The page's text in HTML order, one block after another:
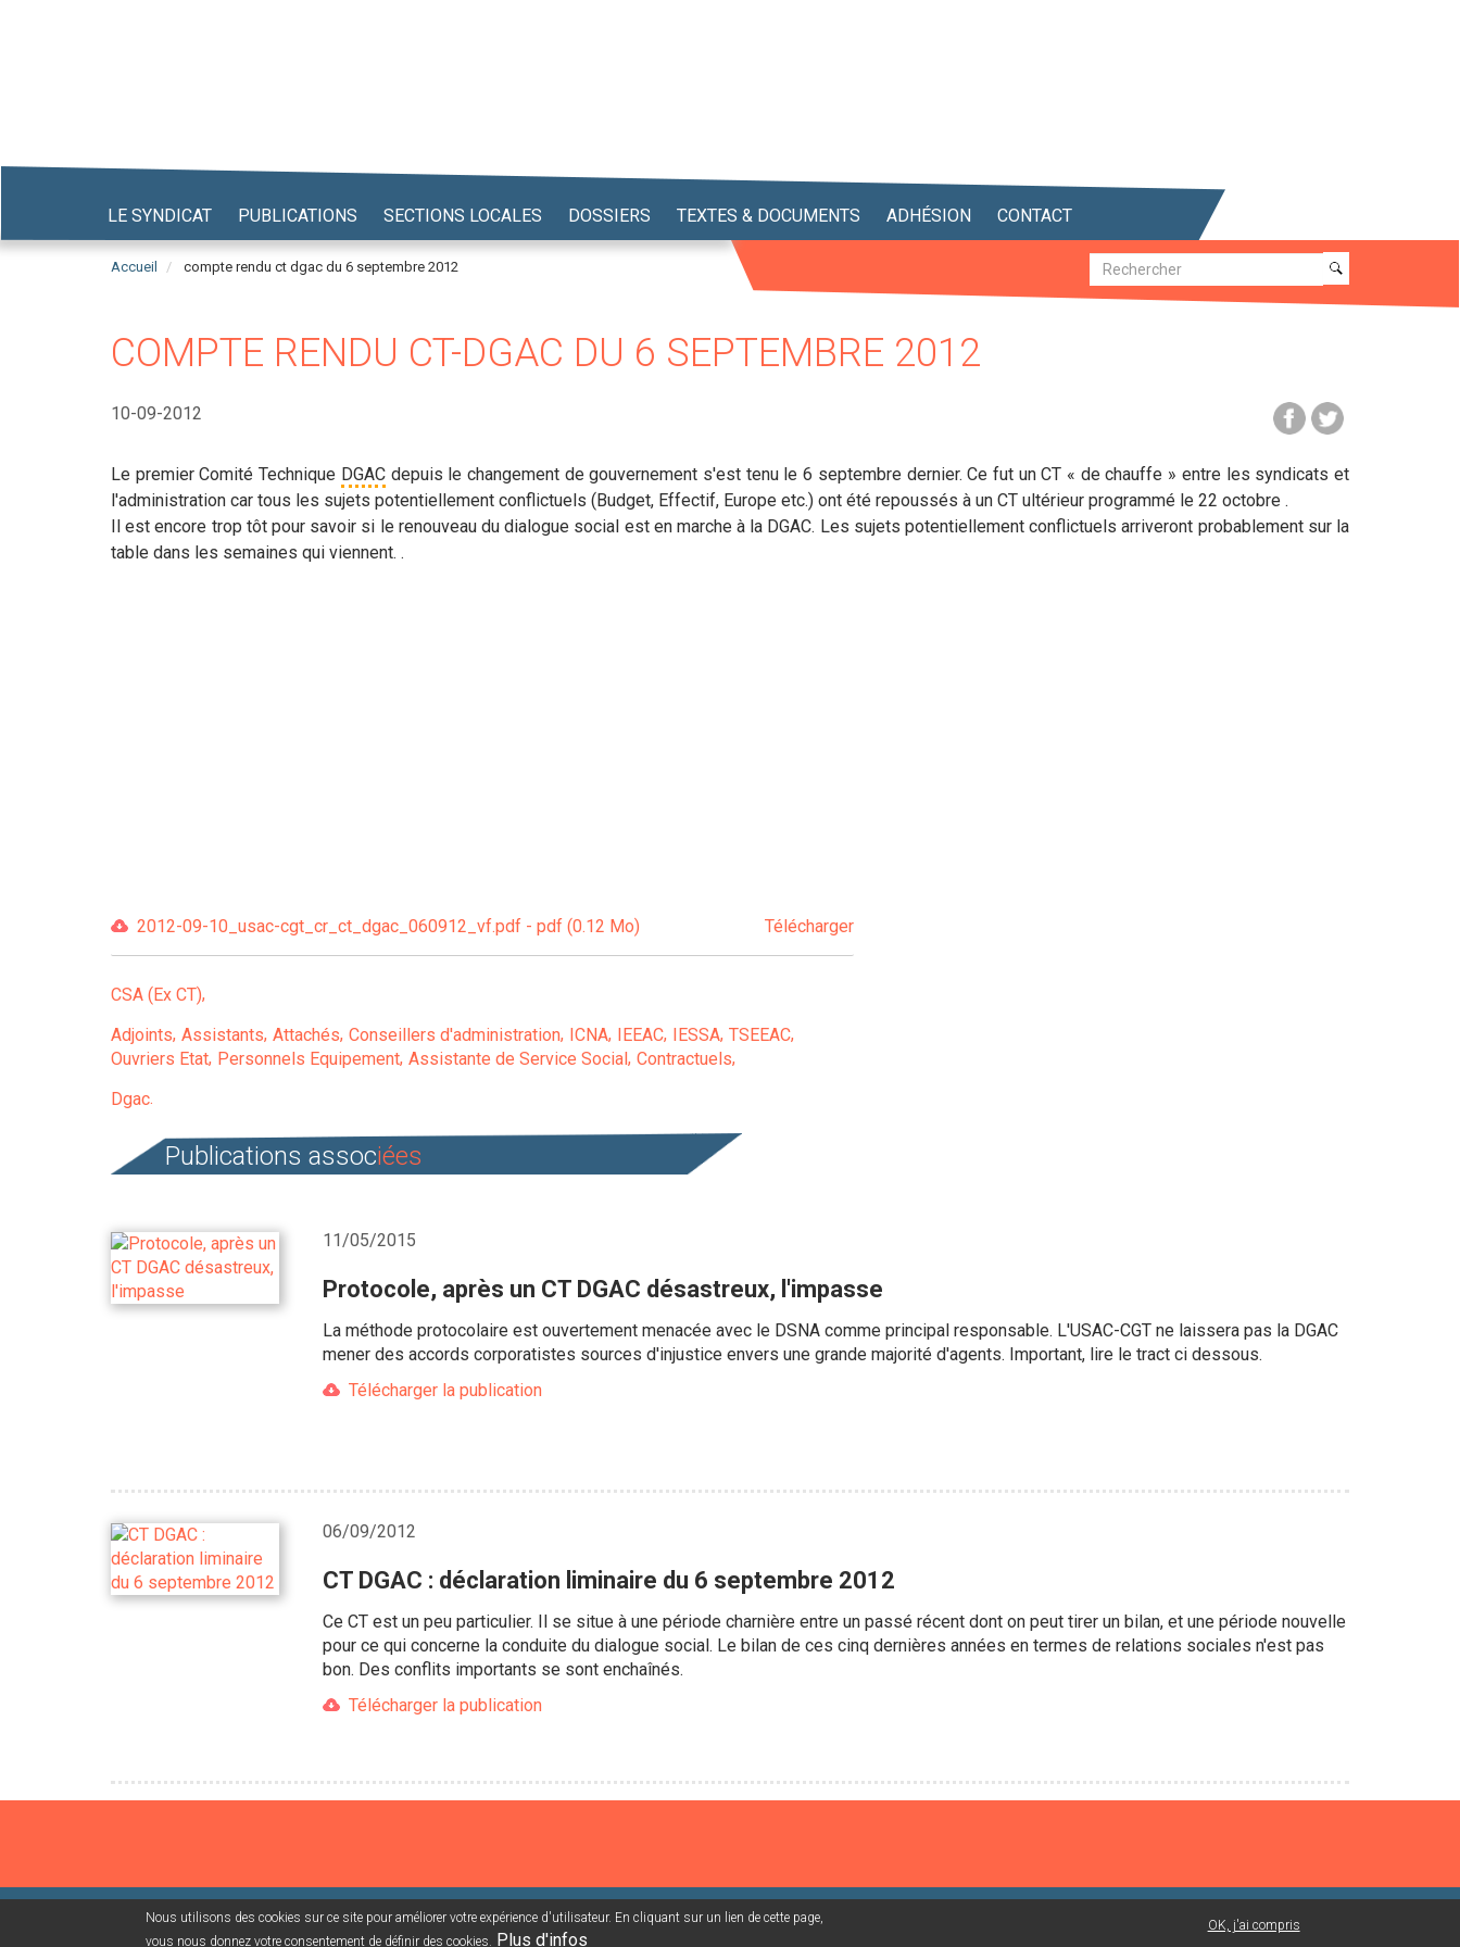
LE SYNDICAT PUBLICATIONS SECTIONS LOCALES DOSSIERS TEXTES & DOCUMENTS ADHÉSION CONTACT
Accueil compte rendu ct dgac du 6 septembre 2012 Recherche
Recherche
COMPTE RENDU CT-DGAC DU 6 SEPTEMBRE 2012
10-09-2012
Le premier Comité Technique DGACdepuis le changement de gouvernement s'est tenu le 6 septembre dernier. Ce fut un CT « de chauffe » entre les syndicats et
l'administration car tous les sujets potentiellement conflictuels (Budget, Effectif, Europe etc.) ont été repoussés à un CT ultérieur programmé le 22 octobre .
Il est encore trop tôt pour savoir si le renouveau du dialogue social est en marche à la DGAC. Les sujets potentiellement conflictuels arriveront probablement sur la
table dans les semaines qui viennent. .
2012-09-10_usac-cgt_cr_ct_dgac_060912_vf.pdf - pdf (0.12 Mo) Télécharger
CSA (Ex CT)
Adjoints Assistants Attachés Conseillers d'administration ICNA IEEAC IESSA TSEEAC
Ouvriers Etat Personnels Equipement Assistante de Service Social Contractuels
Dgac
Publications associées
11/05/2015
Protocole, après un CT DGAC désastreux, l'impasse
La méthode protocolaire est ouvertement menacée avec le DSNA comme principal responsable. L'USAC-CGT ne laissera pas la DGAC
mener des accords corporatistes sources d'injustice envers une grande majorité d'agents. Important, lire le tract ci dessous.
Télécharger la publication
06/09/2012
CT DGAC : déclaration liminaire du 6 septembre 2012
Ce CT est un peu particulier. Il se situe à une période charnière entre un passé récent dont on peut tirer un bilan, et une période nouvelle
pour ce qui concerne la conduite du dialogue social. Le bilan de ces cinq dernières années en termes de relations sociales n'est pas
bon. Des conflits importants se sont enchaînés.
Télécharger la publication
©2026 USACcgt Mentions légales Contact Campagnes mailing/abonnement Connexion adhérent
Nous utilisons des cookies sur ce site pour améliorer votre expérience d'utilisateur. En cliquant sur un lien de cette page,
vous nous donnez votre consentement de définir des cookies. Plus d'infos
OK, j'ai compris